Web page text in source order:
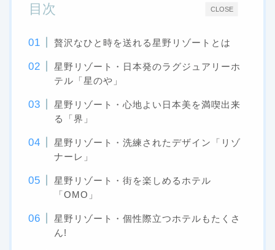
CLOSE
目次
贅沢なひと時を送れる星野リゾートとは
星野リゾート・日本発のラグジュアリーホ
テル「星のや」
星野リゾート・心地よい日本美を満喫出来
る「界」
星野リゾート・洗練されたデザイン「リゾ
ナーレ」
星野リゾート・街を楽しめるホテル
「OMO」
星野リゾート・個性際立つホテルもたくさ
ん!